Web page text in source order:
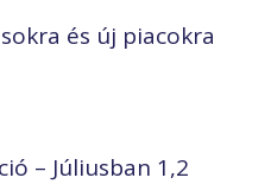
és új piacokra
– Júliusban 1,2